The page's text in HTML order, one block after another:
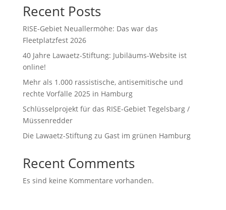
Recent Posts
RISE-Gebiet Neuallermöhe: Das war das
Fleetplatzfest 2026
40 Jahre Lawaetz-Stiftung: Jubiläums-Website ist
online!
Mehr als 1.000 rassistische, antisemitische und
rechte Vorfälle 2025 in Hamburg
Schlüsselprojekt für das RISE-Gebiet Tegelsbarg /
Müssenredder
Die Lawaetz-Stiftung zu Gast im grünen Hamburg
Recent Comments
Es sind keine Kommentare vorhanden.